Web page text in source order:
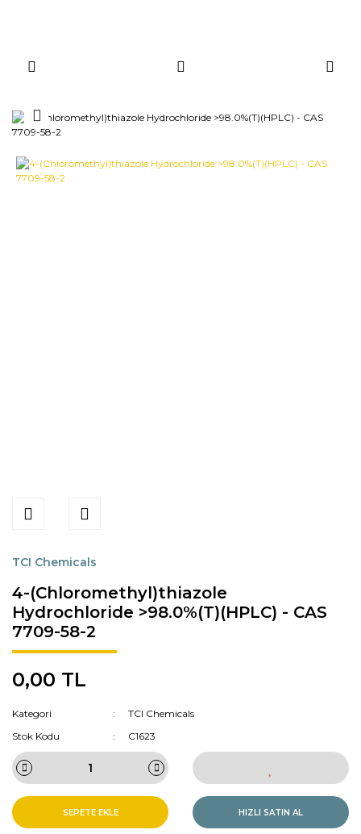
TCI Chemicals
4-(Chloromethyl)thiazole
Hydrochloride >98.0%(T)(HPLC) - CAS
7709-58-2
0,00 TL
Kategori
TCI Chemicals
Stok Kodu
C1623
SEPETE EKLE HIZLI SATIN AL